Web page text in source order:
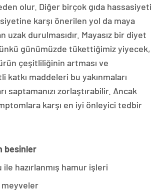
olur. Diğer birçok gıda hassasiyeti
karşı önerilen yol da maya
uzak durulmasıdır. Mayasız bir diyet
günümüzde tükettiğimiz yiyecek,
çeşitliliğinin artması ve
katkı maddeleri bu yakınmaları
saptamanızı zorlaştırabilir. Ancak
karşı en iyi önleyici tedbir
besinler
hazırlanmış hamur işleri
meyveler